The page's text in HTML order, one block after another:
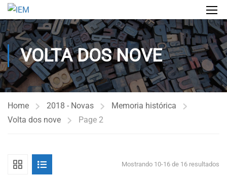
VOLTA DOS NOVE
Home 2018 - Novas
Memoria histórica
Volta dos nove
Page 2
Mostrando 10-16 de 16 resultados